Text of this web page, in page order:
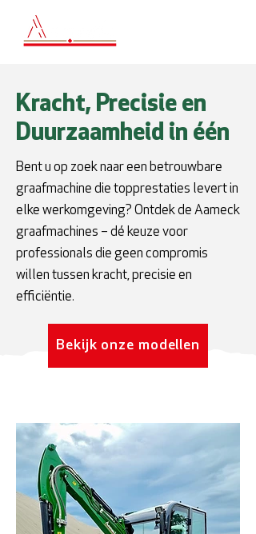
Kracht, Precisie en
Duurzaamheid in één
Bent u op zoek naar een betrouwbare
graafmachine die topprestaties levert in
elke werkomgeving? Ontdek de Aameck
graafmachines – dé keuze voor
professionals die geen compromis
willen tussen kracht, precisie en
efficiëntie.
Bekijk onze modellen